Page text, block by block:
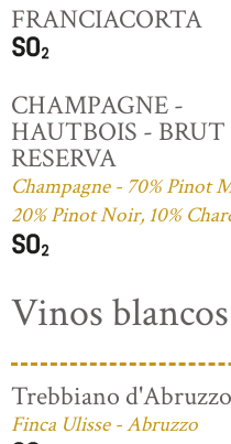
FRANCIACORTA
CHAMPAGNE -
HAUTBOIS - BRUT
RESERVA
Champagne - 70% Pinot
20% Pinot Noir, 10%
Vinos blancos
Trebbiano
Finca Ulisse - Abruzzo